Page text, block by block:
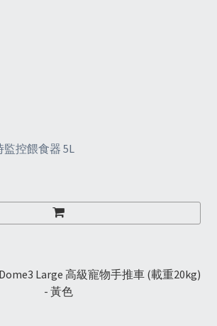
控餵食器 5L